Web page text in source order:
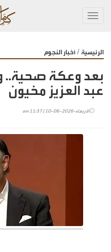
الرئيسية / أخبار النجوم
بعد وعكة صحية..
عبد العزيز مخيون
الأربعاء-2026-06-10 | 11:37 am